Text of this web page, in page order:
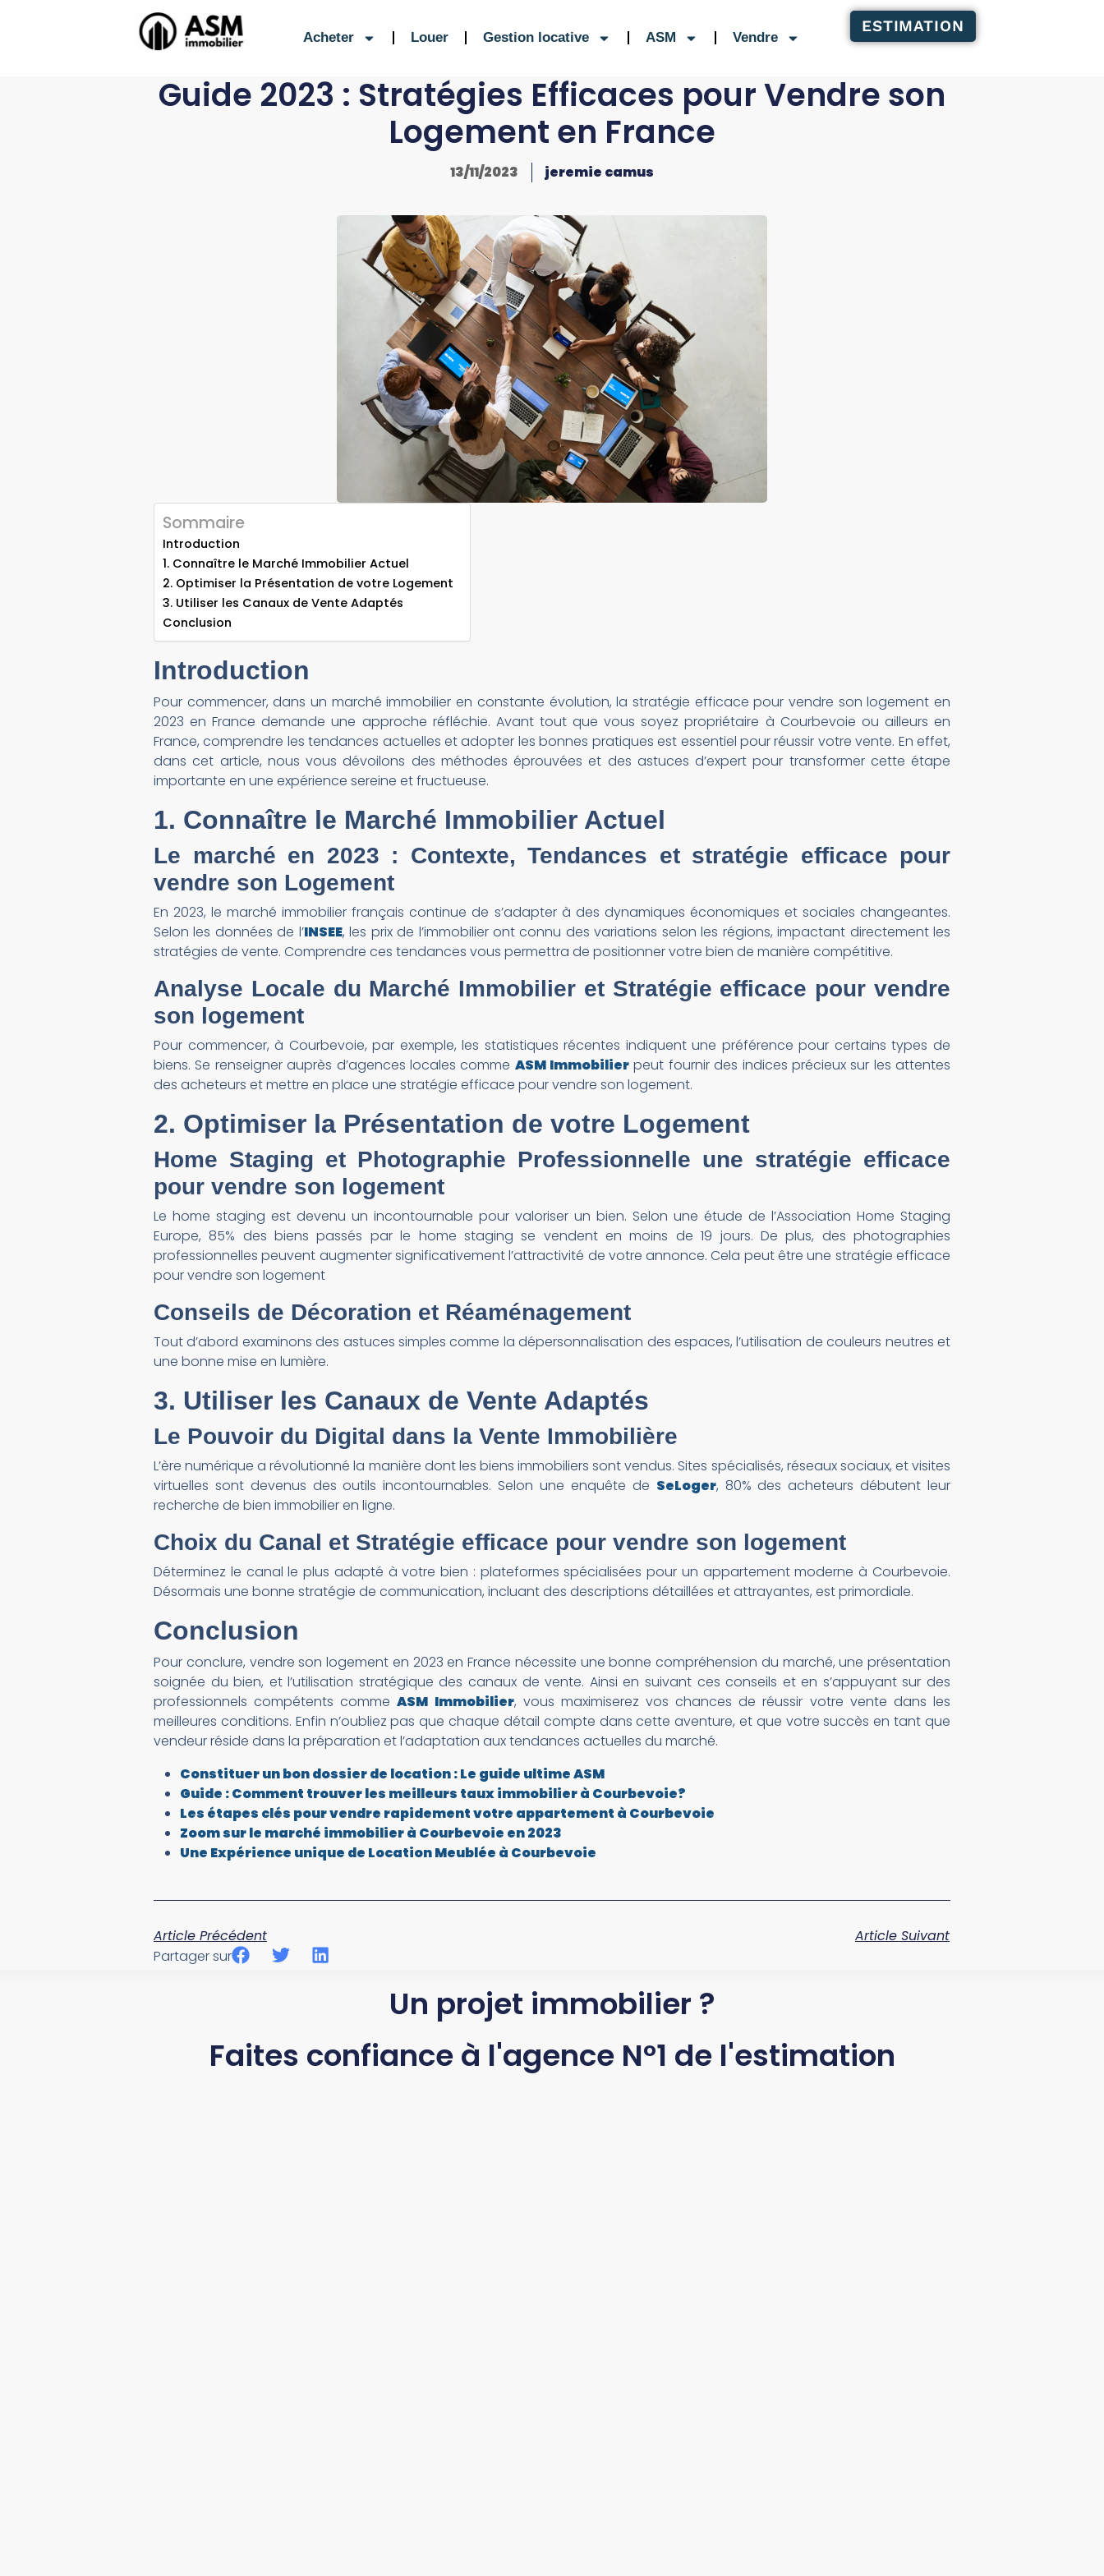
Acheter Louer Gestion locative ASM Vendre
ESTIMATION
Guide 2023 : Stratégies Efficaces pour Vendre son
Logement en France
13/11/2023 jeremie camus
Sommaire
Introduction
1. Connaître le Marché Immobilier Actuel
2. Optimiser la Présentation de votre Logement
3. Utiliser les Canaux de Vente Adaptés
Conclusion
Introduction
Pour commencer, dans un marché immobilier en constante évolution, la stratégie efficace pour vendre son logement en
2023 en France demande une approche réfléchie. Avant tout que vous soyez propriétaire à Courbevoie ou ailleurs en
France, comprendre les tendances actuelles et adopter les bonnes pratiques est essentiel pour réussir votre vente. En effet,
dans cet article, nous vous dévoilons des méthodes éprouvées et des astuces d’expert pour transformer cette étape
importante en une expérience sereine et fructueuse.
1. Connaître le Marché Immobilier Actuel
Le marché en 2023 : Contexte, Tendances et stratégie efficace pour
vendre son Logement
En 2023, le marché immobilier français continue de s’adapter à des dynamiques économiques et sociales changeantes.
Selon les données de l’INSEE, les prix de l’immobilier ont connu des variations selon les régions, impactant directement les
stratégies de vente. Comprendre ces tendances vous permettra de positionner votre bien de manière compétitive.
Analyse Locale du Marché Immobilier et Stratégie efficace pour vendre
son logement
Pour commencer, à Courbevoie, par exemple, les statistiques récentes indiquent une préférence pour certains types de
biens. Se renseigner auprès d’agences locales comme ASM Immobilier peut fournir des indices précieux sur les attentes
des acheteurs et mettre en place une stratégie efficace pour vendre son logement.
2. Optimiser la Présentation de votre Logement
Home Staging et Photographie Professionnelle une stratégie efficace
pour vendre son logement
Le home staging est devenu un incontournable pour valoriser un bien. Selon une étude de l’Association Home Staging
Europe, 85% des biens passés par le home staging se vendent en moins de 19 jours. De plus, des photographies
professionnelles peuvent augmenter significativement l’attractivité de votre annonce. Cela peut être une stratégie efficace
pour vendre son logement
Conseils de Décoration et Réaménagement
Tout d’abord examinons des astuces simples comme la dépersonnalisation des espaces, l’utilisation de couleurs neutres et
une bonne mise en lumière.
3. Utiliser les Canaux de Vente Adaptés
Le Pouvoir du Digital dans la Vente Immobilière
L’ère numérique a révolutionné la manière dont les biens immobiliers sont vendus. Sites spécialisés, réseaux sociaux, et visites
virtuelles sont devenus des outils incontournables. Selon une enquête de SeLoger, 80% des acheteurs débutent leur
recherche de bien immobilier en ligne.
Choix du Canal et Stratégie efficace pour vendre son logement
Déterminez le canal le plus adapté à votre bien : plateformes spécialisées pour un appartement moderne à Courbevoie.
Désormais une bonne stratégie de communication, incluant des descriptions détaillées et attrayantes, est primordiale.
Conclusion
Pour conclure, vendre son logement en 2023 en France nécessite une bonne compréhension du marché, une présentation
soignée du bien, et l’utilisation stratégique des canaux de vente. Ainsi en suivant ces conseils et en s’appuyant sur des
professionnels compétents commeASM Immobilier, vous maximiserez vos chances de réussir votre vente dans les
meilleures conditions. Enfin n’oubliez pas que chaque détail compte dans cette aventure, et que votre succès en tant que
vendeur réside dans la préparation et l’adaptation aux tendances actuelles du marché.
Constituer un bon dossier de location : Le guide ultime ASM
Guide : Comment trouver les meilleurs taux immobilier à Courbevoie?
Les étapes clés pour vendre rapidement votre appartement à Courbevoie
Zoom sur le marché immobilier à Courbevoie en 2023
Une Expérience unique de Location Meublée à Courbevoie
Article Précédent
Article Suivant
Partager sur
Un projet immobilier ?
Faites confiance à l'agence N°1 de l'estimation